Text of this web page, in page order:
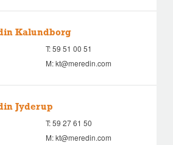
Kalundborg
T:59 51 00 51
M:kt@meredin.com
Jyderup
T:59 27 61 50
M:kt@meredin.com